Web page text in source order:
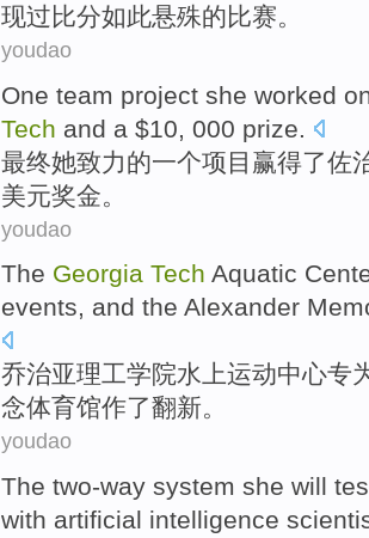
现过比分如此悬殊的比赛。
youdao
One team project she worked
Tech and a $10, 000 prize
最终她致力的一个项目 赢得了佐
美元奖金。
youdao
The Georgia Tech Aquatic
events, and the Alexander
乔治亚理工学院水上运动中心专
念体育馆作了翻新。
youdao
The two-way system she will
with artificial intelligence